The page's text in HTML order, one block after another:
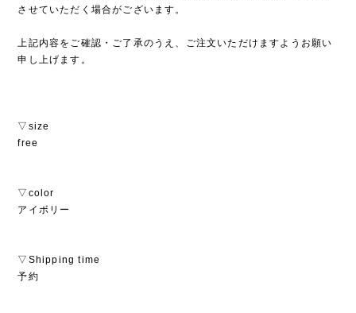
させていただく場合がございます。
上記内容をご確認・ご了承のうえ、ご注文いただけますようお願い
申し上げます。
▽size
free
▽color
アイボリー
▽Shipping time
予約